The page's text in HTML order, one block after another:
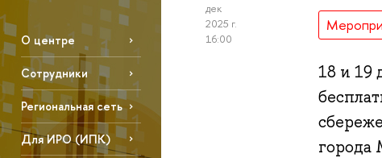
О центре
Сотрудники
Региональная сеть
Для ИРО (ИПК)
дек
2025 г.
16:00
18 и 19
города